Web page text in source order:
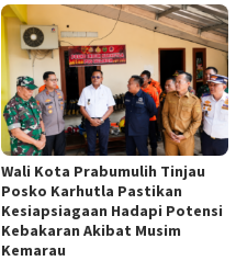
Wali Kota Prabumulih Tinjau
Posko Karhutla Pastikan
Kesiapsiagaan Hadapi Potensi
Kebakaran Akibat Musim
Kemarau